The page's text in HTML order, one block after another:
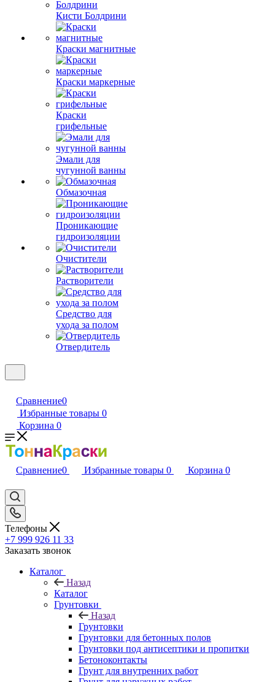
Кисти Болдрини
Краски магнитные
Краски маркерные
Краски
грифельные
Эмали для
чугунной ванны
Обмазочная
Проникающие
гидроизоляции
Очистители
Растворители
Средство для
ухода за полом
Отвердитель
Сравнение0
Избранные товары 0
Корзина 0
Сравнение0 Избранные товары 0 Корзина 0
Телефоны
+7 999 926 11 33
Заказать звонок
Каталог
Назад
Каталог
Грунтовки
Назад
Грунтовки
Грунтовки для бетонных полов
Грунтовки под антисептики и пропитки
Бетоноконтакты
Грунт для внутренних работ